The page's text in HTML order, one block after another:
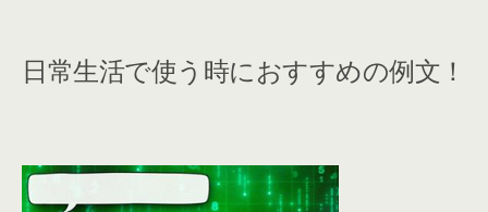
日常生活で使う時におすすめの例文！